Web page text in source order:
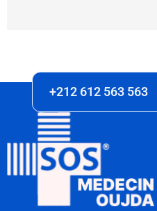
+212 612 563 563